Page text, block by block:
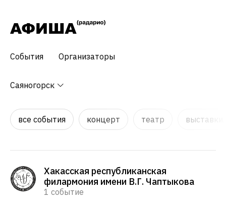
События Организаторы
Саяногорск
все события концерт театр
Хакасская республиканская
филармония имени В.Г. Чаптыкова
1 событие